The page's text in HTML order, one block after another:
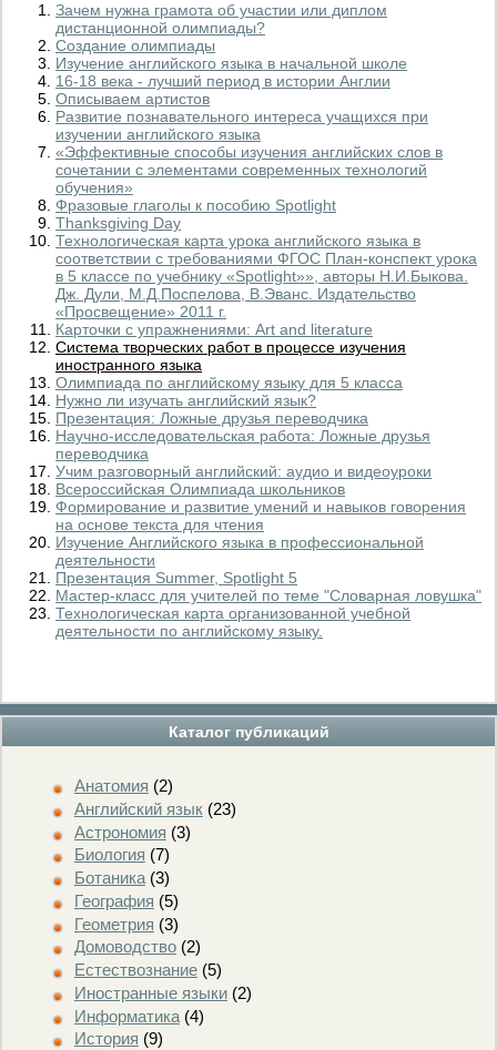
Каталог публикаций
Анатомия (2)
Английский язык(23)
Астрономия (3)
Биология (7)
Ботаника(3)
География (5)
Геометрия (3)
Домоводство(2)
Естествознание(5)
Иностранные языки(2)
Информатика(4)
История (9)
Зачем нужна грамота об участии или диплом
дистанционной олимпиады?
Создание олимпиады
Изучение английского языка в начальной школе
16-18 века - лучший период в истории Англии
Описываем артистов
Развитие познавательного интереса учащихся при
изучении английского языка
«Эффективные способы изучения английских слов в
сочетании с элементами современных технологий
обучения»
Фразовые глаголы к пособию Spotlight
Thanksgiving Day
Технологическая карта урока английского языка в
соответствии с требованиями ФГОС План-конспект урока
в 5 классе по учебнику «Spotlight»», авторы Н.И.Быкова.
Дж. Дули, М.Д.Поспелова, В.Эванс. Издательство
«Просвещение» 2011 г.
Карточки с упражнениями: Art and literature
Система творческих работ в процессе изучения
иностранного языка
Олимпиада по английскому языку для 5 класса
Нужно ли изучать английский язык?
Презентация: Ложные друзья переводчика
Научно-исследовательская работа: Ложные друзья
переводчика
Учим разговорный английский: аудио и видеоуроки
Всероссийская Олимпиада школьников
Формирование и развитие умений и навыков говорения
на основе текста для чтения
Изучение Английского языка в профессиональной
деятельности
Презентация Summer, Spotlight 5
Мастер-класс для учителей по теме "Словарная ловушка"
Технологическая карта организованной учебной
деятельности по английскому языку.